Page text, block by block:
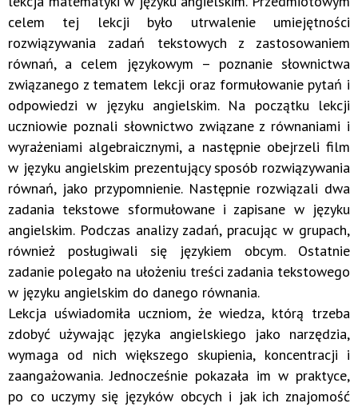
celem tej lekcji było utrwalenie umiejętności
rozwiązywania zadań tekstowych z zastosowaniem
równań, a celem językowym – poznanie słownictwa
związanego z tematem lekcji oraz formułowanie pytań i
odpowiedzi w języku angielskim. Na początku lekcji
uczniowie poznali słownictwo związane z równaniami i
wyrażeniami algebraicznymi, a następnie obejrzeli film
w języku angielskim prezentujący sposób rozwiązywania
równań, jako przypomnienie. Następnie rozwiązali dwa
zadania tekstowe sformułowane i zapisane w języku
angielskim. Podczas analizy zadań, pracując w grupach,
również posługiwali się językiem obcym. Ostatnie
zadanie polegało na ułożeniu treści zadania tekstowego
w języku angielskim do danego równania.
Lekcja uświadomiła uczniom, że wiedza, którą trzeba
zdobyć używając języka angielskiego jako narzędzia,
wymaga od nich większego skupienia, koncentracji i
zaangażowania. Jednocześnie pokazała im w praktyce,
po co uczymy się języków obcych i jak ich znajomość